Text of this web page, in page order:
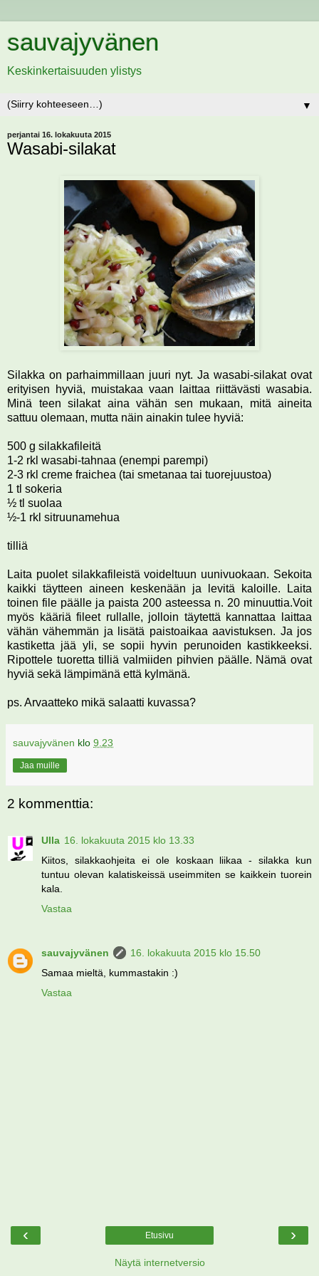
sauvajyvänen
Keskinkertaisuuden ylistys
▼
perjantai 16. lokakuuta 2015
Wasabi-silakat
Silakka on parhaimmillaan juuri nyt. Ja wasabi-silakat ovat
erityisen hyviä, muistakaa vaan laittaa riittävästi wasabia.
Minä teen silakat aina vähän sen mukaan, mitä aineita
sattuu olemaan, mutta näin ainakin tulee hyviä:
500 g silakkafileitä
1-2 rkl wasabi-tahnaa (enempi parempi)
2-3 rkl creme fraichea (tai smetanaa tai tuorejuustoa)
1 tl sokeria
½ tl suolaa
½-1 rkl sitruunamehua
tilliä
Laita puolet silakkafileistä voideltuun uunivuokaan. Sekoita
kaikki täytteen aineen keskenään ja levitä kaloille. Laita
toinen file päälle ja paista 200 asteessa n. 20 minuuttia.Voit
myös kääriä fileet rullalle, jolloin täytettä kannattaa laittaa
vähän vähemmän ja lisätä paistoaikaa aavistuksen. Ja jos
kastiketta jää yli, se sopii hyvin perunoiden kastikkeeksi.
Ripottele tuoretta tilliä valmiiden pihvien päälle. Nämä ovat
hyviä sekä lämpimänä että kylmänä.
ps. Arvaatteko mikä salaatti kuvassa?
sauvajyvänen klo 9.23
Jaa muille
2 kommenttia:
Ulla 16. lokakuuta 2015 klo 13.33
Kiitos, silakkaohjeita ei ole koskaan liikaa - silakka kun
tuntuu olevan kalatiskeissä useimmiten se kaikkein tuorein
kala.
Vastaa
sauvajyvänen
16. lokakuuta 2015 klo 15.50
Samaa mieltä, kummastakin :)
Vastaa
‹ ›
Etusivu
Näytä internetversio